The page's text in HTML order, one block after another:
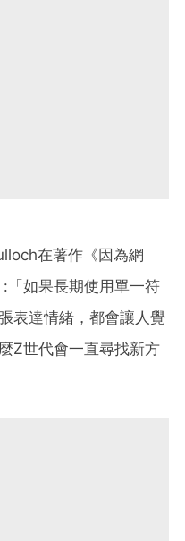
在著作《因為網
「如果長期使用單一符
表達情緒，都會讓人覺
Z世代會一直尋找新方